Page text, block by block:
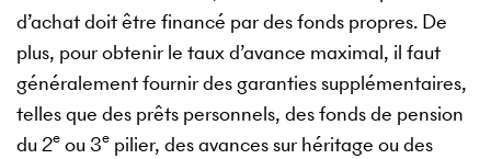
d’achat doit être financé par des fonds propres. De
plus, pour obtenir le taux d’avance maximal, il faut
généralement fournir des garanties supplémentaires,
telles que des prêts personnels, des fonds de pension
du 2e ou 3e pilier, des avances sur héritage ou des